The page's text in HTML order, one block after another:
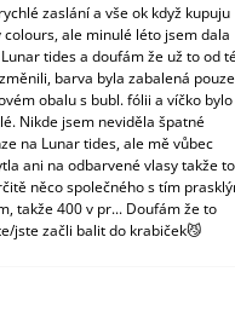
zaslání a vše ok když kupuju
colours, ale minulé léto jsem dala
tides a doufám že už to od
barva byla zabalená
obalu s bubl. fólii a víčko bylo
Nikde jsem neviděla špatné
na Lunar tides, ale mě vůbec
ani na odbarvené vlasy takže to
něco společného s tím
takže 400 v pr... Doufám že to
jste začli balit do krabiček😼